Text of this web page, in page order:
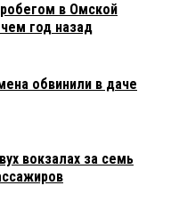
в Омской
год назад
обвинили в даче
вокзалах за семь